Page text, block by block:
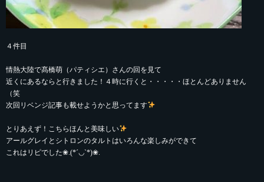
４件目
情熱大陸で髙橋萌（パティシエ）さんの回を見て
近くにあるならと行きました！４時に行くと・・・・・ほとんどありません
（笑
次回リベンジ記事も載せようかと思ってます
とりあえず！こちらほんと美味しい
アールグレイとシトロンのタルトはいろんな楽しみができて
これはリピでした❀.(*´◡`*)❀.